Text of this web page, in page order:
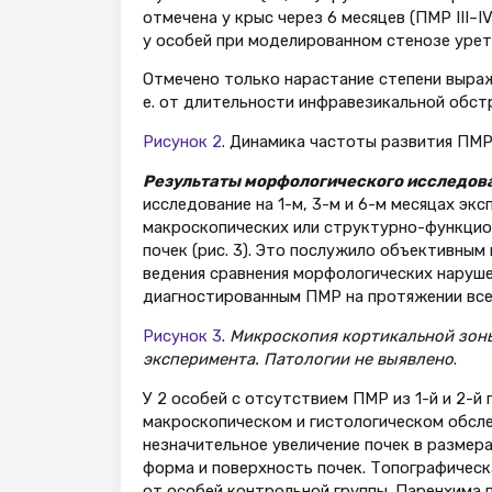
отмечена у крыс через 6 месяцев (ПМР
у особей при моделированном стенозе
Отмечено только нарастание степени
е. от длительности инфравезикальной
Рисунок 2. Динамика частоты развития
Результаты морфологического
исследование на 1-м, 3-м и 6-м месяцах
макроскопических или структурно-
почек (рис. 3). Это послужило
ведения сравнения морфологических
диагностированным ПМР на протяжении
Рисунок 3. Микроскопия кортикальной
эксперимента. Патологии не выявлено.
У 2 особей с отсутствием ПМР из 1-й и 2-й
макроскопическом и гистологическом
незначительное увеличение почек в
форма и поверхность почек.